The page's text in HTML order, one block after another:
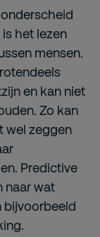
het lezen
mensen.
en kan niet
Zo kan
wel zeggen
Predictive
naar wat
bijvoorbeeld